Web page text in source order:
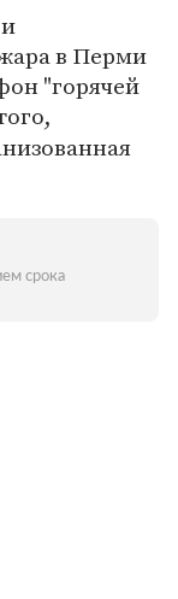
в Перми
"горячей
срока